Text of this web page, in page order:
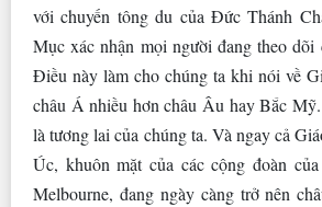
với chuyến tông du của Đức Thánh
Mục xác nhận mọi người đang theo dõi
Điều này làm cho chúng ta khi nói về
châu Á nhiều hơn châu Âu hay Bắc
là tương lai của chúng ta. Và ngay cả
Úc, khuôn mặt của các cộng đoàn
Melbourne, đang ngày càng trở nên